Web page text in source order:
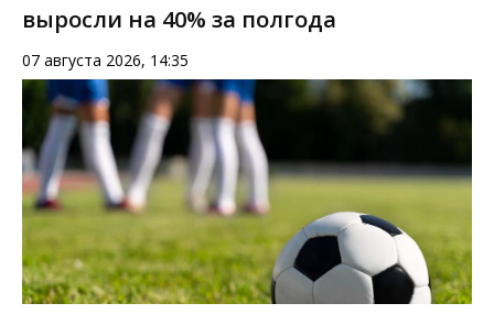
выросли на 40% за полгода
07 августа 2026, 14:35